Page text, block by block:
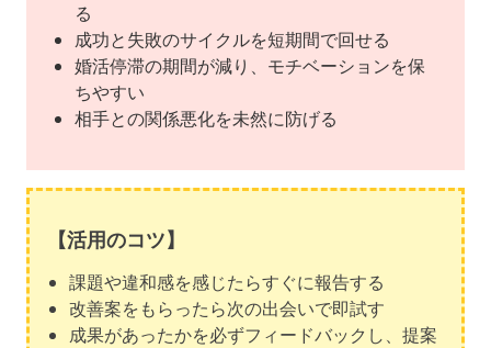
る
成功と失敗のサイクルを短期間で回せる
婚活停滞の期間が減り、モチベーションを保
ちやすい
相手との関係悪化を未然に防げる
【活用のコツ】
課題や違和感を感じたらすぐに報告する
改善案をもらったら次の出会いで即試す
成果があったかを必ずフィードバックし、提案